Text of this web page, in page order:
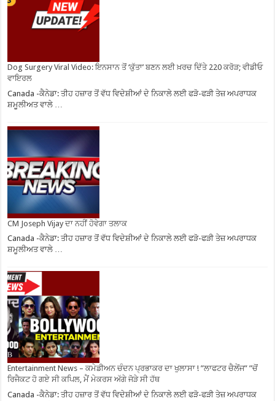
Dog Surgery Viral Video: ਇਨਸਾਨ ਤੋਂ ‘ਕੁੱਤਾ’ ਬਣਨ ਲਈ ਖ਼ਰਚ ਦਿੱਤੇ 220 ਕਰੋੜ; ਵੀਡੀਓ
ਵਾਇਰਲ
Canada -ਕੈਨੇਡਾ: ਤੀਹ ਹਜ਼ਾਰ ਤੋਂ ਵੱਧ ਵਿਦੇਸ਼ੀਆਂ ਦੇ ਨਿਕਾਲੇ ਲਈ ਫੜੋ-ਫੜੀ ਤੇਜ਼ ਅਪਰਾਧਕ
ਸ਼ਮੂਲੀਅਤ ਵਾਲੇ …
CM Joseph Vijay ਦਾ ਨਹੀਂ ਹੋਵੇਗਾ ਤਲਾਕ
Canada -ਕੈਨੇਡਾ: ਤੀਹ ਹਜ਼ਾਰ ਤੋਂ ਵੱਧ ਵਿਦੇਸ਼ੀਆਂ ਦੇ ਨਿਕਾਲੇ ਲਈ ਫੜੋ-ਫੜੀ ਤੇਜ਼ ਅਪਰਾਧਕ
ਸ਼ਮੂਲੀਅਤ ਵਾਲੇ …
Entertainment News – ਕਮੇਡੀਅਨ ਚੰਦਨ ਪ੍ਰਭਾਕਰ ਦਾ ਖੁਲਾਸਾ ! ”ਲਾਫਟਰ ਚੈਲੇਂਜ” ”ਚੋਂ
ਰਿਜੈਕਟ ਹੋ ਗਏ ਸੀ ਕਪਿਲ, ਮੈਂ ਮੇਕਰਸ ਅੱਗੇ ਜੋੜੇ ਸੀ ਹੱਥ
Canada -ਕੈਨੇਡਾ: ਤੀਹ ਹਜ਼ਾਰ ਤੋਂ ਵੱਧ ਵਿਦੇਸ਼ੀਆਂ ਦੇ ਨਿਕਾਲੇ ਲਈ ਫੜੋ-ਫੜੀ ਤੇਜ਼ ਅਪਰਾਧਕ